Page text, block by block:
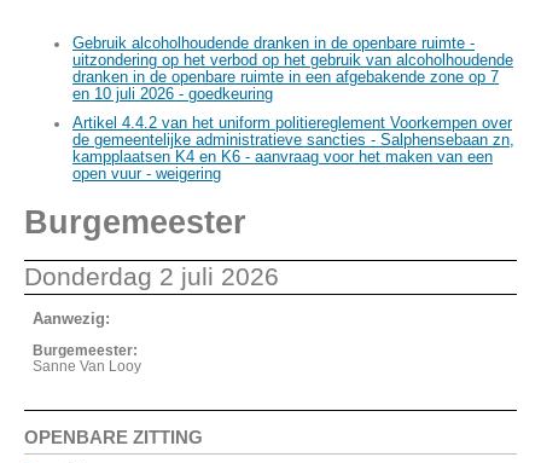
Gebruik alcoholhoudende dranken in de openbare ruimte -
uitzondering op het verbod op het gebruik van alcoholhoudende
dranken in de openbare ruimte in een afgebakende zone op 7
en 10 juli 2026 - goedkeuring
Artikel 4.4.2 van het uniform politiereglement Voorkempen over
de gemeentelijke administratieve sancties - Salphensebaan zn,
kampplaatsen K4 en K6 - aanvraag voor het maken van een
open vuur - weigering
Burgemeester
Donderdag 2 juli 2026
Aanwezig:
Burgemeester:
Sanne Van Looy
OPENBARE ZITTING